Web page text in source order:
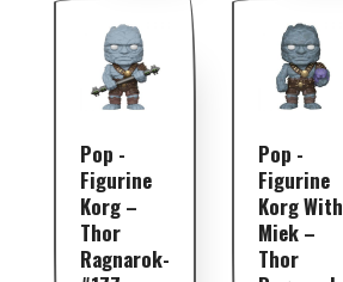
Pop -
Figurine
Korg –
Thor
Ragnarok-
Pop -
Figurine
Korg With
Miek –
Thor